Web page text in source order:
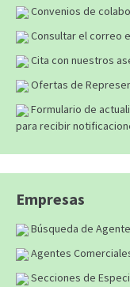
Convenios de
Consultar el correo
Cita con nuestros
Ofertas de
Formulario de
para recibir
Empresas
Búsqueda de
Agentes
Secciones de